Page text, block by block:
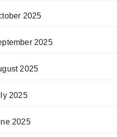
2025
2025
2025
2025
2025